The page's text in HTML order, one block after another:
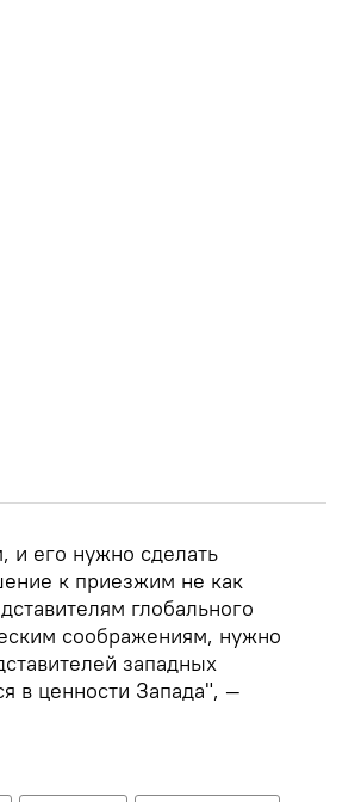
и его нужно сделать
к приезжим не как
глобального
соображениям, нужно
западных
в ценности Запада", —